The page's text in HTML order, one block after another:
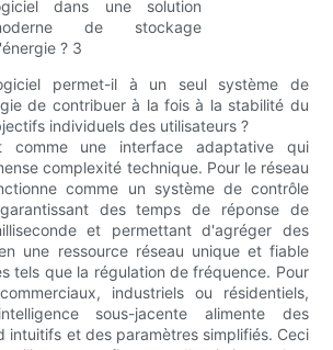
permet-il à un seul système de
de contribuer à la fois à la stabilité du
individuels des utilisateurs ?
comme une interface adaptative qui
complexité technique. Pour le réseau
comme un système de contrôle
des temps de réponse de
et permettant d'agréger des
une ressource réseau unique et fiable
tels que la régulation de fréquence. Pour
industriels ou résidentiels,
sous-jacente alimente des
intuitifs et des paramètres simplifiés. Ceci